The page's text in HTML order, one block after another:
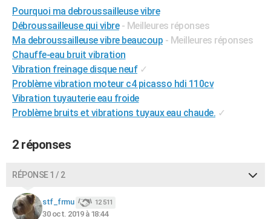
Destinations
City break
Voyage nature
Voyage de noces
Forum
Climat
PHOTO
GUIDES D'ACHAT
BONS PLANS
CARTE DE VOEUX
Carte de Noël
Carte Bonne année
Carte Saint-Valentin
Carte Pâques
Carte d'anniversaire
DICTIONNAIRE
FORUM
Pourquoi ma debroussailleuse vibre
Débroussailleuse qui vibre - Meilleures réponses
Ma debroussailleuse vibre beaucoup - Meilleures réponses
Chauffe-eau bruit vibration
Vibration freinage disque neuf ✓
Problème vibration moteur c4 picasso hdi 110cv
Vibration tuyauterie eau froide
Problème bruits et vibrations tuyaux eau chaude. ✓
2 réponses
RÉPONSE 1 / 2
stf_frmu 12 511
30 oct. 2019 à 18:44